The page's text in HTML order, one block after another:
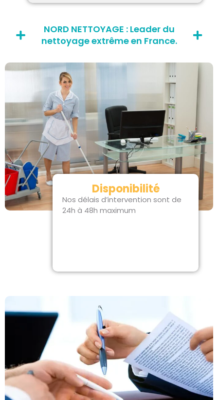
NORD NETTOYAGE : Leader du
nettoyage extrême en France.
Disponibilité
Nos délais d’intervention sont de
24h à 48h maximum